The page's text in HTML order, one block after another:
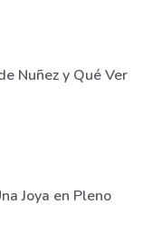
Nuñez y Qué Ver
Joya en Pleno